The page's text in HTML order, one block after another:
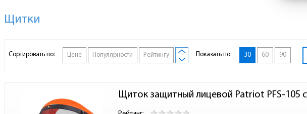
Щитки
Сортировать по: Цене Популярности Рейтингу Показать по: 30 60 90
Щиток защитный лицевой Patriot PFS-105